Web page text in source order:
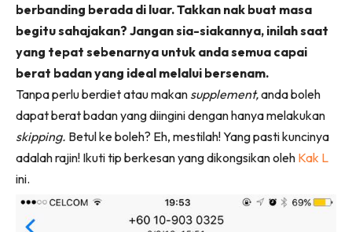
berbanding berada di luar. Takkan nak buat masa
begitu sahajakan? Jangan sia-siakannya, inilah saat
yang tepat sebenarnya untuk anda semua capai
berat badan yang ideal melalui bersenam.
Tanpa perlu berdiet atau makan supplement,anda boleh
dapat berat badan yang diingini dengan hanya melakukan
skipping. Betul ke boleh? Eh, mestilah! Yang pasti kuncinya
adalah rajin! Ikuti tip berkesan yang dikongsikan oleh Kak L
ini.